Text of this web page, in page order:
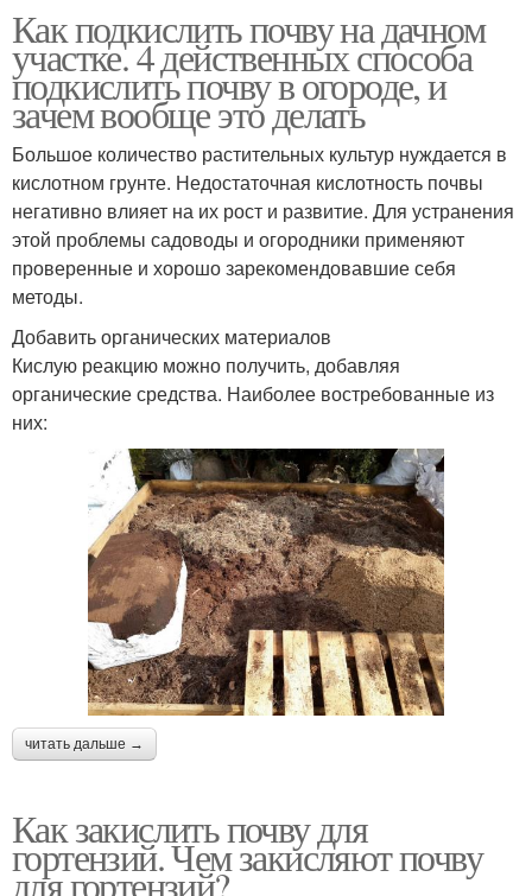
Как подкислить почву на дачном
участке. 4 действенных способа
подкислить почву в огороде, и
зачем вообще это делать
Большое количество растительных культур нуждается в
кислотном грунте. Недостаточная кислотность почвы
негативно влияет на их рост и развитие. Для устранения
этой проблемы садоводы и огородники применяют
проверенные и хорошо зарекомендовавшие себя
методы.
Добавить органических материалов
Кислую реакцию можно получить, добавляя
органические средства. Наиболее востребованные из
них:
читать дальше →
Как закислить почву для
гортензий. Чем закисляют почву
для гортензий?